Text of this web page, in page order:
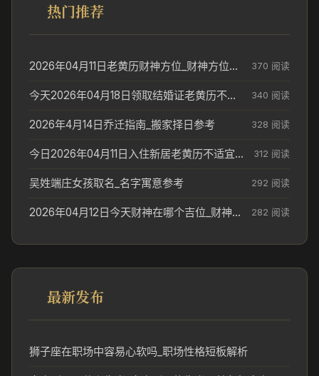
热门推荐
2026年04月11日老黄历财神方位_财神方位与供奉讲究 370 阅读
今天2026年04月18日领取结婚证老黄历不适合吗_领证日期参考 340 阅读
2026年4月14日乔迁指南_搬家择日参考 328 阅读
今日2026年04月11日入住新居老黄历不适宜吗_搬家择日参考 312 阅读
吴姓端庄女孩取名_名字寓意参考 292 阅读
2026年04月12日今天财神在哪个吉位_财神方位参考 282 阅读
最新发布
狮子座在职场中容易心软吗_职场性格短板解析